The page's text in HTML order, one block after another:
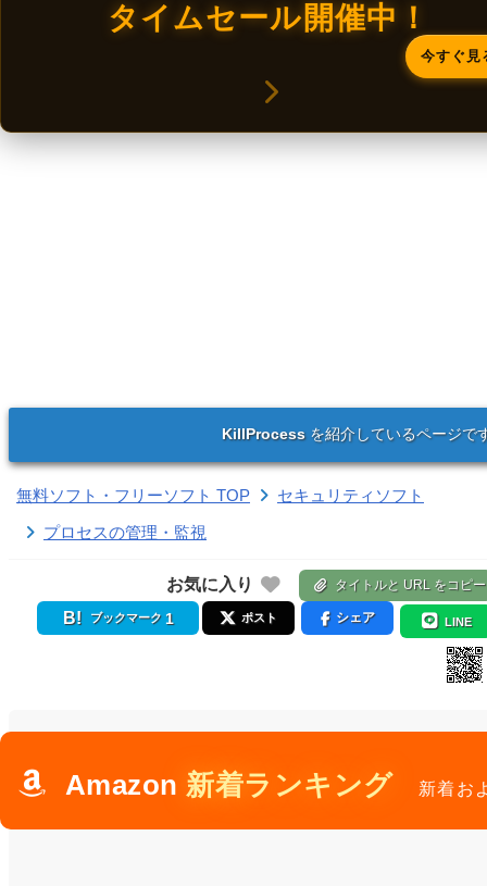
タイムセール開催中！
今すぐ見
KillProcessを紹介しているページで
無料ソフト・フリーソフト TOP
セキュリティソフト
プロセスの管理・監視
お気に入り タイトルと URL をコピー
ブックマーク 1 ポスト シェア LINE
Amazon 新着ランキング 新着お